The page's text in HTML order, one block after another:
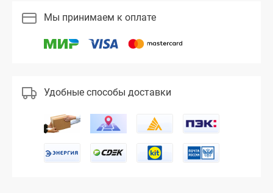
Мы принимаем к оплате
Удобные способы доставки